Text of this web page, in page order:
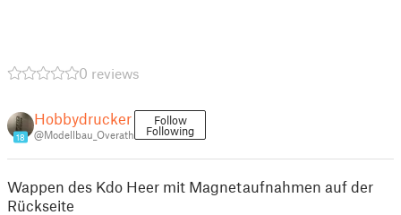
0 reviews
18
Hobbydrucker
@Modellbau_Overath
Follow
Following
Wappen des Kdo Heer mit Magnetaufnahmen auf der
Rückseite